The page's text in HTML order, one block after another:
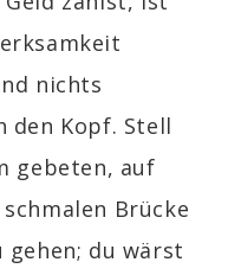
nichts
den Kopf. Stell
gebeten, auf
Brücke
du wärst